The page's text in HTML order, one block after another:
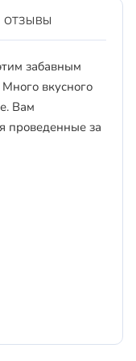
ОТЗЫВЫ
забавным
вкусного
Вам
проведенные за